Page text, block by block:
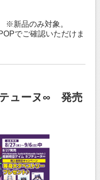
新品のみ対象。
でご確認いただけま
テューヌ∞ 発売